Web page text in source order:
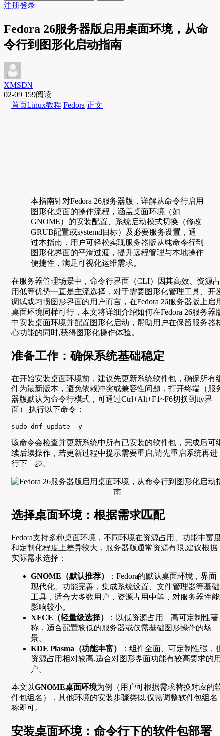
注册登录
Fedora 26服务器版启用桌面环境，从命
令行到图形化启动指南
XMSDN
02-09 159阅读
首页Linux教程 Fedora 正文
本指南针对Fedora 26服务器版，详解从命令行启用
图形化桌面的操作流程，涵盖桌面环境（如
GNOME）的安装配置、系统启动模式切换（修改
GRUB配置或systemd目标）及必要服务设置，通
过本指南，用户可轻松实现服务器版从纯命令行到
图形化界面的平滑过渡，提升远程管理与本地操作
便捷性，满足可视化运维需求。
在服务器管理场景中，命令行界面（CLI）因其高效、资源占
用低等优势一直是主流选择，对于需要图形化管理工具、开
调试或习惯图形界面的用户而言，在Fedora 26服务器版上启
桌面环境同样可行，本文将详细介绍如何在Fedora 26服务器
中安装桌面环境并配置图形化启动，帮助用户在保留服务器
心功能的同时,获得图形化操作体验。
准备工作：确保系统基础稳定
在开始安装桌面环境前，建议先更新系统软件包，确保所有
件为最新版本，避免依赖冲突或兼容性问题，打开终端（服
器版默认为命令行模式，可通过Ctrl+Alt+F1~F6切换到tty界
面）,执行以下命令：
sudo dnf update -y
该命令会检查并更新系统中所有已安装的软件包，完成后可
续后续操作，若更新过程中提示需要重启,请先重启系统再进
行下一步。
选择桌面环境：根据需求匹配
Fedora支持多种桌面环境，不同环境在资源占用、功能丰富
和定制化程度上差异较大，服务器版通常资源有限,建议根据
实际需求选择：
GNOME（默认推荐）
：Fedora的默认桌面环境，界面
现代化、功能完善，集成系统设置、文件管理器等基础
工具，适合大多数用户，资源占用中等，对服务器性能
影响较小。
XFCE（轻量级选择）
：以低资源占用、高可定制性著
称，适合配置较低的服务器或仅需基础图形操作的场
景。
KDE Plasma（功能丰富）
：组件全面、可定制性强，
资源占用相对较高,适合对图形界面功能有较高要求的
户。
本文以GNOME桌面环境为例（用户可根据需求替换对应的
件包组名），其他环境的安装步骤类似,仅需调整软件包组名
称即可。
安装桌面环境：命令行下的软件包部署